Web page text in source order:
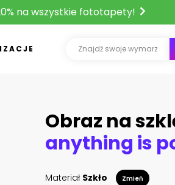
na wszystkie fototapety!
Obraz na
anything is
Materiał Szkło Zmień